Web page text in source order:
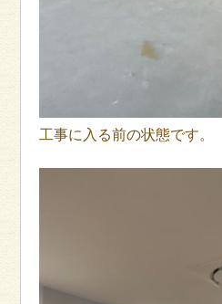
工事に入る前の状態です。